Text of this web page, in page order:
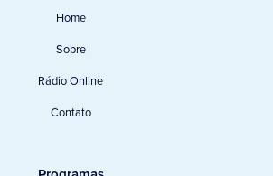
Home
Sobre
Rádio Online
Contato